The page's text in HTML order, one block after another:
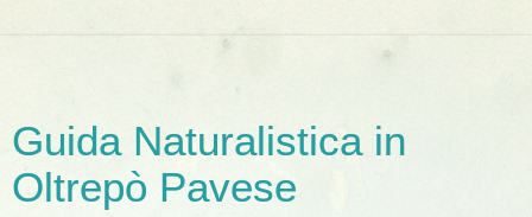
Guida Naturalistica in
Oltrepò Pavese